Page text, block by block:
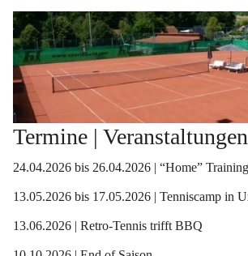
Termine | Veranstaltungen
24.04.2026 bis 26.04.2026 | “Home”
13.05.2026 bis 17.05.2026 | Tenniscamp in
13.06.2026 | Retro-Tennis trifft BBQ